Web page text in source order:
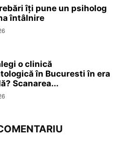
îți pune un psiholog
întâlnire
o clinică
în Bucuresti în era
Scanarea...